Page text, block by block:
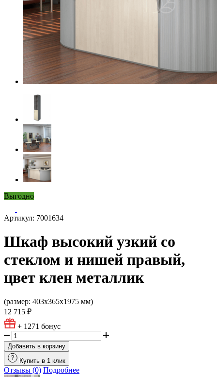
Выгодно
Артикул: 7001634
Шкаф высокий узкий со
стеклом и нишей правый,
цвет клен металлик
(размер: 403х365х1975 мм)
12 715 ₽
+ 1271 бонус
Добавить в корзину
Купить в 1 клик
Отзывы (0) Подробнее